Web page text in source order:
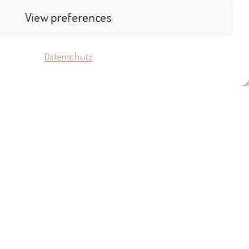
View preferences
Datenschutz
Einkauf auf dem Ökomarkt auf